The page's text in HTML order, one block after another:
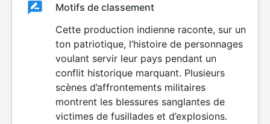
ClassementClassement
VIOLENCE
Motifs de classement
Cette production indienne raconte, sur un
ton patriotique, l’histoire de personnages
voulant servir leur pays pendant un
conflit historique marquant. Plusieurs
scènes d’affrontements militaires
montrent les blessures sanglantes de
victimes de fusillades et d’explosions.